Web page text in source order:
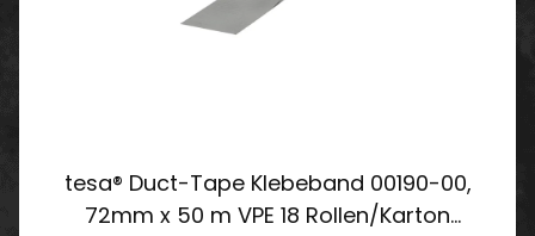
tesa® Duct-Tape Klebeband 00190-00,
72mm x 50 m VPE 18 Rollen/Karton